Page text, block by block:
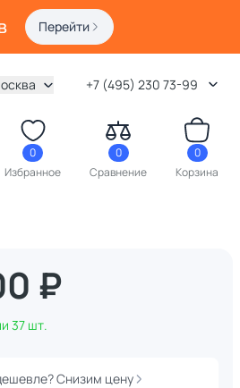
Перейти
+7 (495) 230 73-99
0
Избранное
0
Сравнение
0
Корзина
₽
37 шт.
Нашли дешевле? Снизим цену